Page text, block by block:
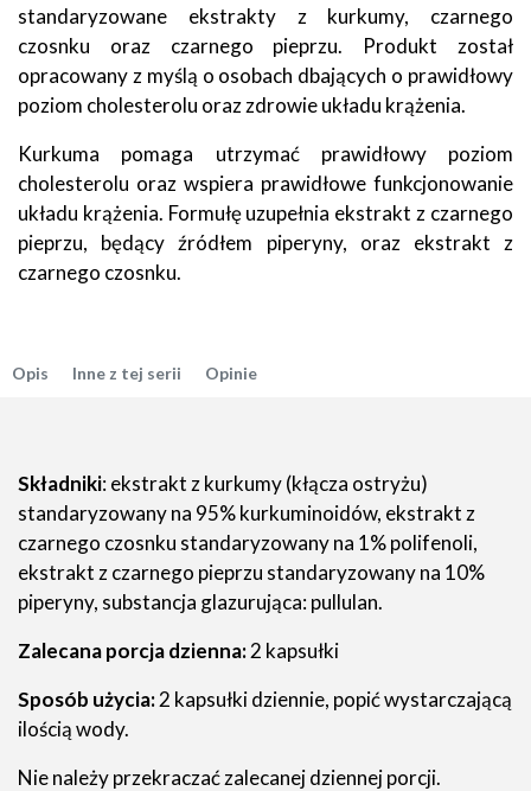
standaryzowane ekstrakty z kurkumy, czarnego
czosnku oraz czarnego pieprzu. Produkt został
opracowany z myślą o osobach dbających o prawidłowy
poziom cholesterolu oraz zdrowie układu krążenia.
Kurkuma pomaga utrzymać prawidłowy poziom
cholesterolu oraz wspiera prawidłowe funkcjonowanie
układu krążenia. Formułę uzupełnia ekstrakt z czarnego
pieprzu, będący źródłem piperyny, oraz ekstrakt z
czarnego czosnku.
Opis Inne z tej serii Opinie
Składniki: ekstrakt z kurkumy (kłącza ostryżu)
standaryzowany na 95% kurkuminoidów, ekstrakt z
czarnego czosnku standaryzowany na 1% polifenoli,
ekstrakt z czarnego pieprzu standaryzowany na 10%
piperyny, substancja glazurująca: pullulan.
Zalecana porcja dzienna:2 kapsułki
Sposób użycia:2 kapsułki dziennie, popić wystarczającą
ilością wody.
Nie należy przekraczać zalecanej dziennej porcji.